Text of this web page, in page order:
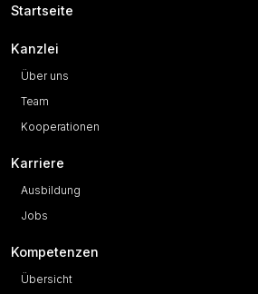
Startseite
Kanzlei
Über uns
Team
Kooperationen
Karriere
Ausbildung
Jobs
Kompetenzen
Übersicht